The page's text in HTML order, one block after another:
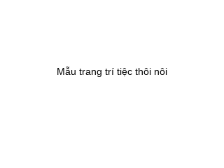
Mẫu trang trí tiệc thôi nôi